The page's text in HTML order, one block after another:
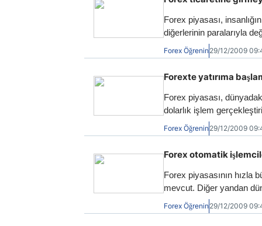
Forex piyasası,
diğerlerinin paralarıyla
banknotlar şeklinde
emtialardan oluşuyordu.
Forex Öğrenin29/12/2009
Forexte yatırıma
Forex piyasası,
dolarlık işlem
kapsamı ve
perakende işlemcisi
derecede etkiye
tek bir kurum bile
olabilirsiniz.
Forex Öğrenin29/12/2009
Forex otomatik
Forex piyasasının hızla
mevcut. Diğer yandan
incelikleri öğrenmek için
ve gecelerini forex
Forex Öğrenin29/12/2009